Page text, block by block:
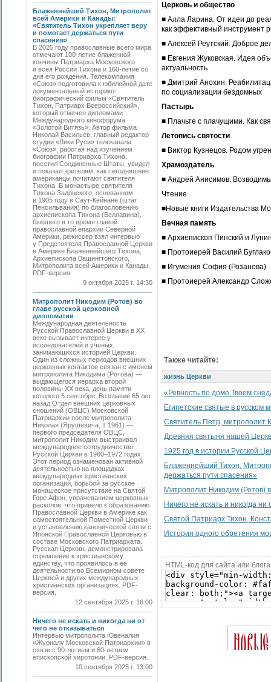
Блаженнейший Тихон, Митрополит
всей Америки и Канады:
«Святитель Тихон укрепляет веру
и помогает держаться пути
спасения»
В 2025 году православные всего мира
отмечают 100-летие блаженной
кончины Патриарха Московского
и всея России Тихона и 160-летие со
дня его рождения. Телекомпания
«Союз» подготовила к юбилейной дате
документальный историко-
биографический фильм «Святитель
Тихон, Патриарх Всероссийский»,
который отмечен дипломами
Международного кинофорума
«Золотой Витязь». Автор фильма
Николай Васильев, главный редактор
студии «Лики Руси» телеканала
«Союз», работая над изучением
биографии Патриарха Тихона,
посетил Соединенные Штаты, увидел
и показал зрителям, как сегодняшние
американцы почитают святителя
Тихона. В монастыре святителя
Тихона Задонского, основанном
в 1905 году в Саут-Кейнане (штат
Пенсильвания) по благословению
архиепископа Тихона (Беллавина),
бывшего в то время главой
православной епархии Северной
Америки, режиссер взял интервью
у Предстоятеля Православной Церкви
в Америке Блаженнейшего Тихона,
Архиепископа Вашингтонского,
Митрополита всей Америки и Канады.
PDF-версия.
9 октября 2025 г. 14:30
Митрополит Никодим (Ротов) во
главе русской церковной
дипломатии
Международная деятельность
Русской Православной Церкви в ХХ
веке вызывает интерес у
исследователей и ученых,
занимающихся историей Церкви.
Один из сложных периодов внешних
церковных контактов связан с именем
митрополита Никодима (Ротова) —
выдающегося иерарха второй
половины ХХ века, день памяти
которого 5 сентября. Возглавив 65 лет
назад Отдел внешних церковных
сношений (ОВЦС) Московской
Патриархии после митрополита
Николая (Ярушевича, † 1961) —
первого председателя ОВЦС,
митрополит Никодим выстраивал
международное сотрудничество
Русской Церкви в 1960–1972 годах.
Этот период ознаменован активной
деятельностью на площадках
международных христианских
организаций, борьбой за русское
монашеское присутствие на Святой
Горе Афон, уврачеванием церковных
расколов, что привело к образованию
Православной Церкви в Америке как
самостоятельной Поместной Церкви
и установлению канонической связи с
Японской Православной Церковью в
составе Московского Патриархата.
Русская Церковь демонстрировала
стремление к христианскому
единству, что проявилось в ее
деятельности во Всемирном совете
Церквей и других международных
христианских организациях. PDF-
версия.
12 сентября 2025 г. 16:00
Ничего не искать и никогда ни от
чего не отказываться
Интервью митрополита Ювеналия
«Журналу Московской Патриархии» в
связи с 90-летием и 60-летием
епископской хиротонии. PDF-версия.
10 сентября 2025 г. 13:00
Церковь и общество
■ Алла Ларина. От идеи до
как эффективный инструмент
■ Алексей Реутский. Доброе
■ Евгения Жуковская. Идея
актуальность
■ Дмитрий Анохин.
по социализации бездомных
Пастырь
■ Плачьте с плачущими. Как
Летопись святости
■ Виктор Кузнецов. Родом
Храмоздатель
■ Андрей Анисимов.
Чтение
■Новые книги Издательства
Вечная память
■ Архиепископ Пинский и
■ Протоиерей Василий
■ Игумения София (Розанова)
■ Протоиерей Александр
Также читайте:
жизнь Церкви
«Ревность по доме Твоем
Египетские святые в русском
Святитель Петр, митрополит
Древняя святыня нашей
1925 год в истории Русской
Блаженнейший Тихон,
держаться пути спасения»
Митрополит Никодим (Ротов)
Ничего не искать и никогда ни
Святой Патриарх Тихон,
История одного обретения
HTML-код для сайта или